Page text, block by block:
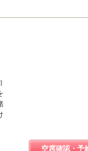
空席確認・予